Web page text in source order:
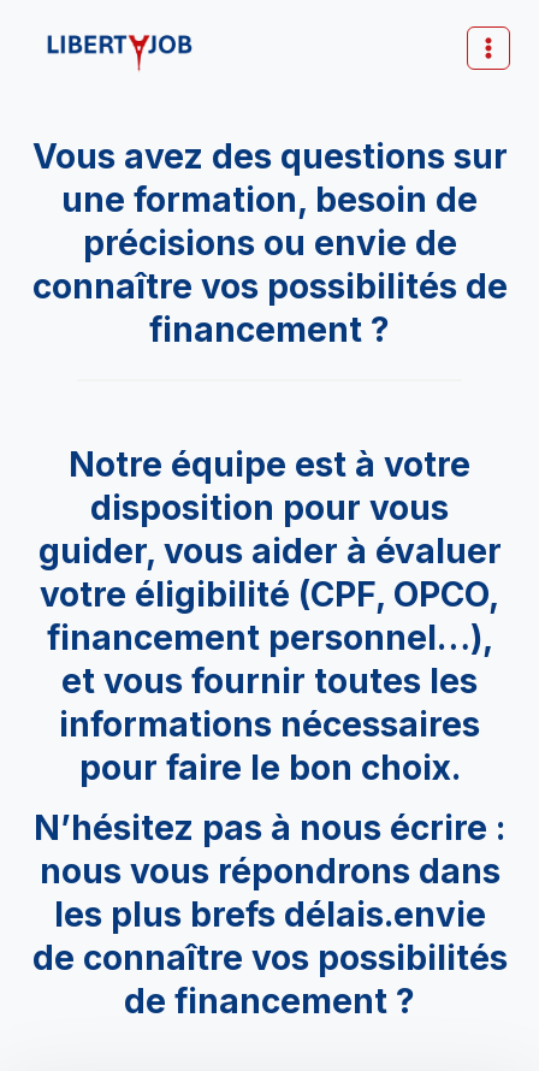
Vous avez des questions sur
une formation, besoin de
précisions ou envie de
connaître vos possibilités de
financement ?
Notre équipe est à votre
disposition pour vous
guider, vous aider à évaluer
votre éligibilité (CPF, OPCO,
financement personnel…),
et vous fournir toutes les
informations nécessaires
pour faire le bon choix.
N’hésitez pas à nous écrire :
nous vous répondrons dans
les plus brefs délais.envie
de connaître vos possibilités
de financement ?